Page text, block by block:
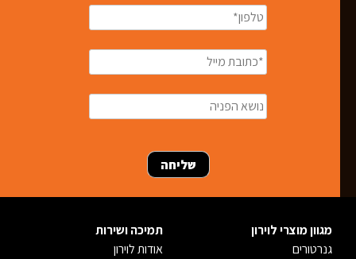
מגוון מוצרי לוירון
גנרטורים
תמיכה ושירות
אודות לוירון